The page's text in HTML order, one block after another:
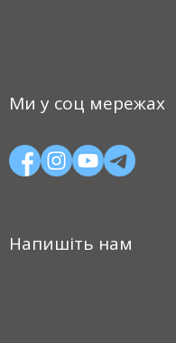
Ми у соц мережах
Напишіть нам